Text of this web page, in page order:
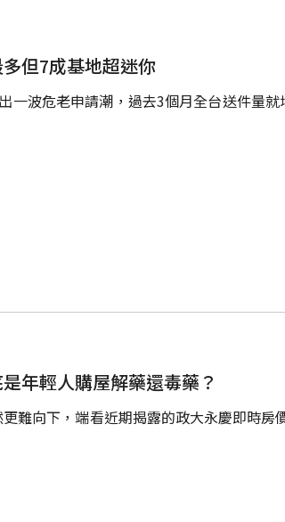
但7成基地超迷你
一波危老申請潮，過去3個月全台送件量
年輕人購屋解藥還毒藥？
難向下，端看近期揭露的政大永慶即時房